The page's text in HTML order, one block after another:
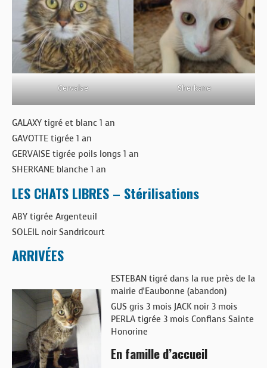
Gervaise Sherkane
GALAXY tigré et blanc 1 an
GAVOTTE tigrée 1 an
GERVAISE tigrée poils longs 1 an
SHERKANE blanche 1 an
LES CHATS LIBRES – Stérilisations
ABY tigrée Argenteuil
SOLEIL noir Sandricourt
ARRIVÉES
ESTEBAN tigré dans la rue près de la
mairie d’Eaubonne (abandon)
GUS gris 3 mois JACK noir 3 mois
PERLA tigrée 3 mois Conflans Sainte
Honorine
En famille d’accueil